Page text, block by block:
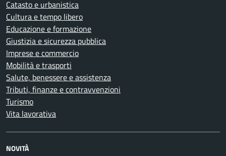
Catasto e urbanistica
Cultura e tempo libero
Educazione e formazione
Giustizia e sicurezza pubblica
Imprese e commercio
Mobilità e trasporti
Salute, benessere e assistenza
Tributi, finanze e contravvenzioni
Turismo
Vita lavorativa
NOVITÀ